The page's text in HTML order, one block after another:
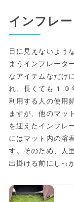
インフレ
目に見えないよう
まうインフレータ
なアイテムなだ
れ、長くても10年
利用する人の使用
ますが、他のマッ
を迎えたインフレ
にはマット内の溶
す。そのため、人
出掛ける前にしっ